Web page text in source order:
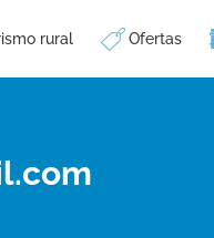
rural Ofertas